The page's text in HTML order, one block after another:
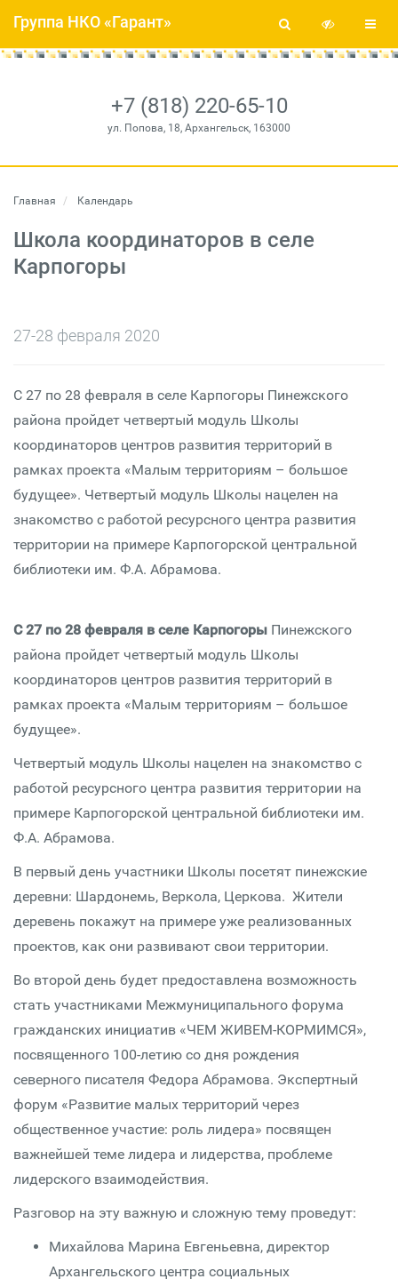
+7 (818) 220-65-10
ул. Попова, 18, Архангельск, 163000
Группа НКО «Гарант»
Главная Календарь
Школа координаторов в селе
Карпогоры
27-28 февраля 2020
С 27 по 28 февраля в селе Карпогоры Пинежского
района пройдет четвертый модуль Школы
координаторов центров развития территорий в
рамках проекта «Малым территориям – большое
будущее». Четвертый модуль Школы нацелен на
знакомство с работой ресурсного центра развития
территории на примере Карпогорской центральной
библиотеки им. Ф.А. Абрамова.
С 27 по 28 февраля в селе Карпогоры Пинежского
района пройдет четвертый модуль Школы
координаторов центров развития территорий в
рамках проекта «Малым территориям – большое
будущее».
Четвертый модуль Школы нацелен на знакомство с
работой ресурсного центра развития территории на
примере Карпогорской центральной библиотеки им.
Ф.А. Абрамова.
В первый день участники Школы посетят пинежские
деревни: Шардонемь, Веркола, Церкова. Жители
деревень покажут на примере уже реализованных
проектов, как они развивают свои территории.
Во второй день будет предоставлена возможность
стать участниками Межмуниципального форума
гражданских инициатив «ЧЕМ ЖИВЕМ-КОРМИМСЯ»,
посвященного 100-летию со дня рождения
северного писателя Федора Абрамова. Экспертный
форум «Развитие малых территорий через
общественное участие: роль лидера» посвящен
важнейшей теме лидера и лидерства, проблеме
лидерского взаимодействия.
Разговор на эту важную и сложную тему проведут:
Михайлова Марина Евгеньевна, директор
Архангельского центра социальных